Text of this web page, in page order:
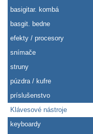
basigitar. kombá
basgit. bedne
efekty / procesory
snímače
struny
púzdra / kufre
príslušenstvo
Klávesové nástroje
keyboardy